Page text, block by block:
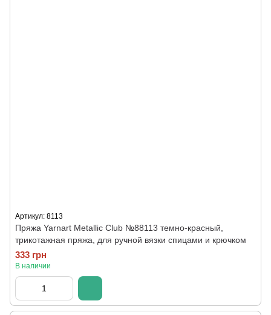
Артикул: 8113
Пряжа Yarnart Metallic Club №88113 темно-красный,
трикотажная пряжа, для ручной вязки спицами и крючком
333 грн
В наличии